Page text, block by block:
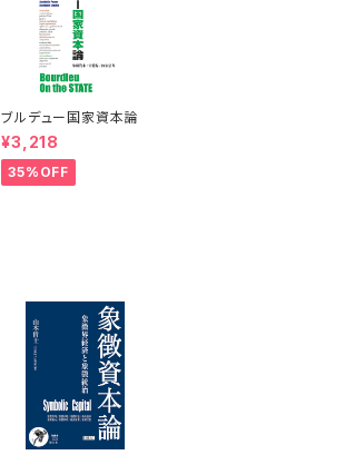
ブルデュー国家資本論
¥3,218
35%OFF